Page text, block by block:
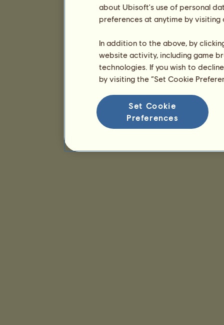
about Ubisoft's use of personal
preferences at anytime by
In addition to the above, by
website activity, including game
technologies. If you wish to
by visiting the “Set Cookie
Set Cookie
Preferences